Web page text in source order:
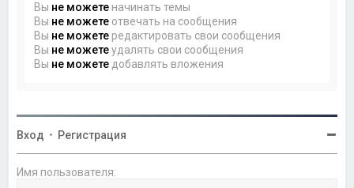
Вы не можете начинать темы
Вы не можете отвечать на сообщения
Вы не можете редактировать свои сообщения
Вы не можетеудалять свои сообщения
Вы не можете добавлять вложения
Вход • Регистрация
Имя пользователя: